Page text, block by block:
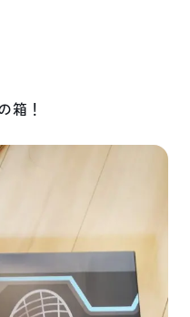
箱！